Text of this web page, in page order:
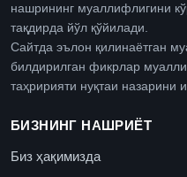
нашрининг муаллифлигини
тақдирда йўл қўйилади.
Сайтда эълон қилинаётган
билдирилган фикрлар
таҳририяти нуқтаи назарини
БИЗНИНГ НАШРИЁТ
Биз ҳақимизда